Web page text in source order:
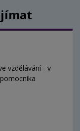
vzdělávání - v